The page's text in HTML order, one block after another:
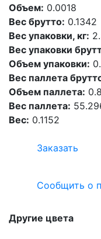
Объем: 0.0018
Вес брутто: 0.1342
Вес упаковки, кг:
Вес упаковки
Объем упаковки:
Вес паллета
Объем паллета:
Вес паллета:
Вес: 0.1152
Заказать
Сообщить о
Другие цвета